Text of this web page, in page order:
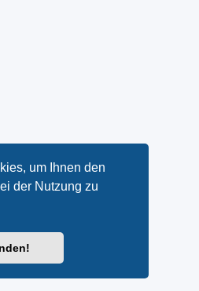
um Ihnen den
der Nutzung zu